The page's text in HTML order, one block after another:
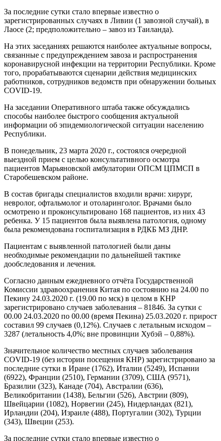
За последние сутки стало впервые известно о
зарегистрированных случаях в Ливии (1 завозной случай), в
Лаосе (2; предположительно – завоз из Таиланда).
На этих заседаниях решаются наиболее актуальные вопросы,
связанные с предупреждением завоза и распространения
коронавирусной инфекции на территории Республики. Кроме
того, прорабатываются сценарии действия медицинских
работников, сотрудников ведомств при обнаружении больных
COVID-19.
На заседании Оперативного штаба также обсуждались
способы наиболее быстрого сообщения актуальной
информации об эпидемиологической ситуации населению
Республики.
В понедельник, 23 марта 2020 г., состоялся очередной
выездной прием с целью консультативного осмотра
пациентов Марьяновской амбулатории ОПСМ ЦПМСП в
Старобешевском районе.
В состав бригады специалистов входили врачи: хирург,
невролог, офтальмолог и отоларинголог. Врачами было
осмотрено и проконсультировано 168 пациентов, из них 43
ребенка. У 15 пациентов была выявлена патология, одному
была рекомендована госпитализация в РДКБ МЗ ДНР.
Пациентам с выявленной патологией были даны
необходимые рекомендации по дальнейшей тактике
дообследования и лечения.
Согласно данным ежедневного отчёта Государственной
Комиссии здравоохранения Китая по состоянию на 24.00 по
Пекину 24.03.2020 г. (19.00 по мск) в целом в КНР
зарегистрировано случаев заболевания – 81846. За сутки с
00.00 24.03.2020 по 00.00 (время Пекина) 25.03.2020 г. прирост
составил 99 случаев (0,12%). Случаев с летальным исходом –
3287 (летальность 4,0%; вне провинции Хубэй – 0,88%).
Значительное количество местных случаев заболевания
COVID-19 (без истории посещения КНР) зарегистрировано за
последние сутки в Иране (1762), Италии (5249), Испании
(6922), Франции (2510), Германии (3709), США (9571),
Бразилии (323), Канаде (704), Австралии (636),
Великобритании (1438), Бельгии (526), Австрии (809),
Швейцарии (1082), Норвегии (245), Нидерландах (821),
Ирландии (204), Израиле (488), Португалии (302), Турции
(343), Швеции (253).
За последние сутки стало впервые известно о